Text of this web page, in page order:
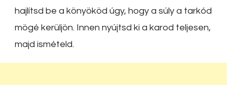
hajlítsd be a könyököd úgy, hogy a súly a tarkód
mögé kerüljön. Innen nyújtsd ki a karod teljesen,
majd ismételd.